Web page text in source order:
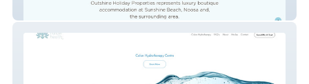
Outshine Holiday Properties